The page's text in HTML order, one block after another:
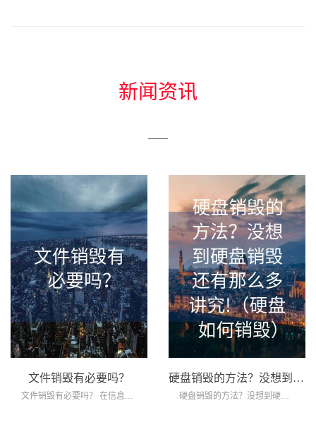
新闻资讯
——
文件销毁有必要吗？ 硬盘销毁的方法？没想到硬盘销毁还有那么多讲究!（硬盘如何销毁）